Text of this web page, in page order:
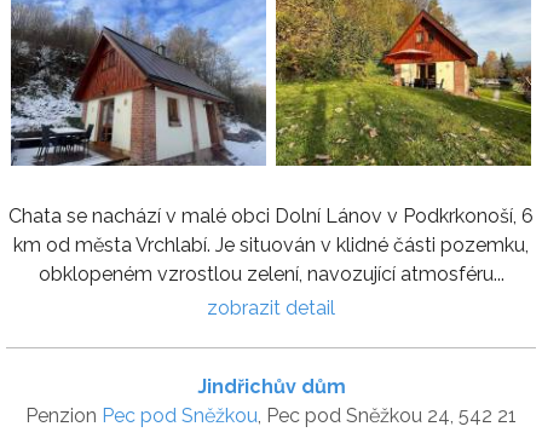
Chata se nachází v malé obci Dolní Lánov v Podkrkonoší, 6
km od města Vrchlabí. Je situován v klidné části pozemku,
obklopeném vzrostlou zelení, navozující atmosféru...
zobrazit detail
Jindřichův dům
Penzion Pec pod Sněžkou, Pec pod Sněžkou 24, 542 21